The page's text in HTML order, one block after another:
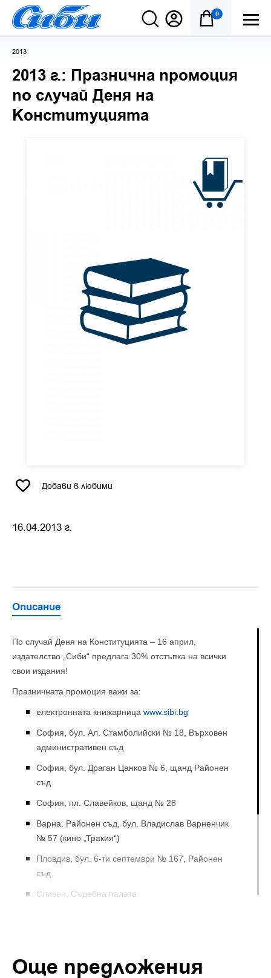
0
2013
2013 г.: Празнична промоция
по случай Деня на
Конституцията
16.04.2013 г.
Добави в любими
Описание
По случай Деня на Конституцията – 16 април,
издателство „Сиби“ предлага 30% отстъпка на всички
свои издания!
Празничната промоция важи за:
електронната книжарница www.sibi.bg
София, бул. Ал. Стамболийски № 18, Върховен
административен съд
София, бул. Драган Цанков № 6, щанд Районен
съд
София, пл. Славейков, щанд № 28
Варна, Районен съд, бул. Владислав Варненчик
№ 57 (кино „Тракия“)
Пловдив, бул. 6-ти септември № 167, Районен
съд
Сливен, Съдебна палата
книжарница ще приема поръчки на промоционална
цена до края на деня.
Още предложения